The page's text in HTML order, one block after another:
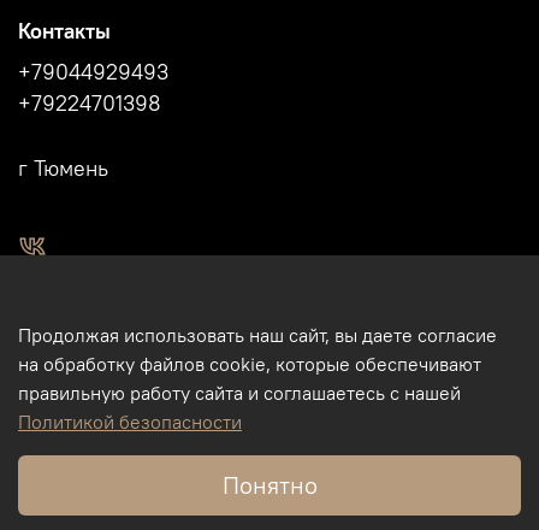
Контакты
+79044929493
+79224701398
г Тюмень
Магазин подарков и сувениров в Тюмени. Тюменские
сувениры. Подарки и сувениры из кости, бивня мамонта в
Тюмени. Бизнес-сувениры. Корпоративные подарки.
Туристические сувениры. Интернет-магазин. Использование
фотографий, размещенных на данном сайте, на других
ресурсах и пр., без разрешения правообладателя - ИП
Михайлов М.Ю., - запрещено.
Продолжая использовать наш сайт, вы даете согласие
на обработку файлов cookie, которые обеспечивают
правильную работу сайта и соглашаетесь с нашей
Политикой безопасности
Понятно